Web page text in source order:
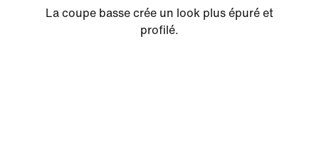
La coupe basse crée un look plus épuré et
profilé.